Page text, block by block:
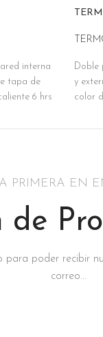
interna
tapa de
6 hrs
Doble
y
color
PRIMERA EN
de
poder recibir
correo...